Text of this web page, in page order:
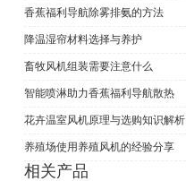
香蕉福利导航除雾排氨的方法
降温湿帘材料选择与养护
畜牧风机组装需要注意什么
智能喷淋助力香蕉福利导航散热
花卉温室风机原理与选购知识解析
养殖场使用养殖风机的经验分享
相关产品